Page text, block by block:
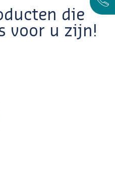
die
voor u zijn!